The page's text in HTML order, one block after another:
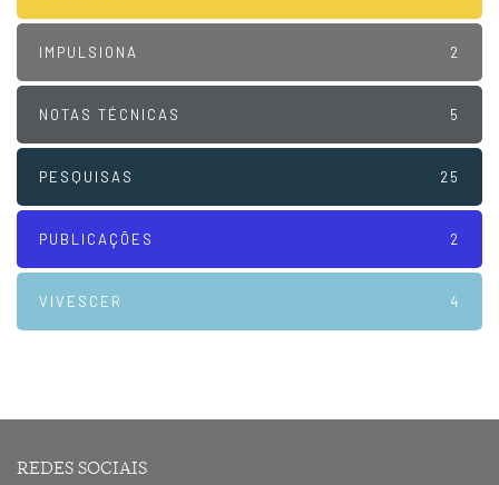
IMPULSIONA 2
NOTAS TÉCNICAS 5
PESQUISAS 25
PUBLICAÇÕES 2
VIVESCER 4
REDES SOCIAIS